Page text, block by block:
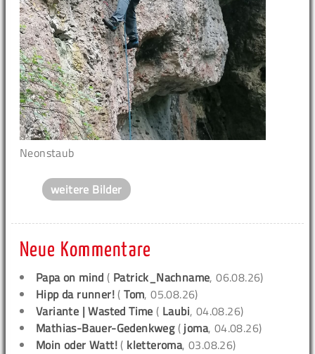
Neonstaub
weitere Bilder
Neue Kommentare
Papa on mind ( Patrick_Nachname, 06.08.26)
Hipp da runner! (Tom, 05.08.26)
Variante | Wasted Time ( Laubi, 04.08.26)
Mathias-Bauer-Gedenkweg( joma, 04.08.26)
Moin oder Watt! ( kletteroma, 03.08.26)